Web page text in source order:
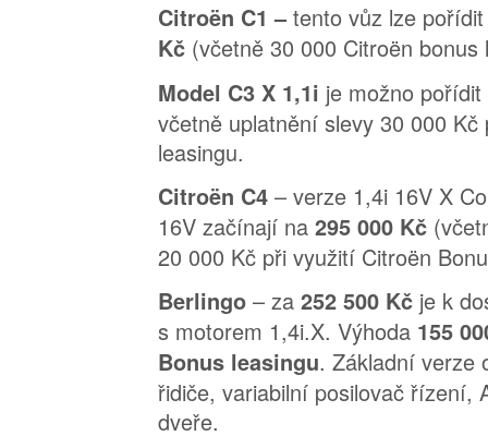
Citroën C1 – tento vůz lze
Kč (včetně 30 000 Citroën bonus
Model C3 X 1,1i je možno
včetně uplatnění slevy 30 000
leasingu.
Citroën C4 – verze 1,4i 16V X
16V začínají na 295 000 Kč
20 000 Kč při využití Citroën
Berlingo – za 252 500 Kč je k
s motorem 1,4i.X. Výhoda 155
Bonus leasingu. Základní verze
řidiče, variabilní posilovač řízení,
dveře.